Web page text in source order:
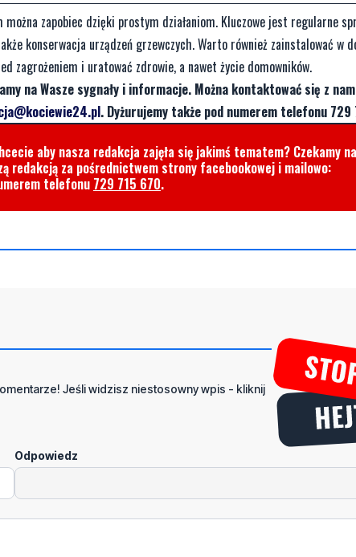
zapobiec dzięki prostym działaniom. Kluczowe jest regularne
konserwacja urządzeń grzewczych. Warto również zainstalować w
zagrożeniem i uratować zdrowie, a nawet życie domowników.
na Wasze sygnały i informacje. Można kontaktować się z
. Dyżurujemy także pod numerem telefonu 729
aby nasza redakcja zajęła się jakimś tematem? Czekamy
redakcją za pośrednictwem strony facebookowej i mailowo:
telefonu 729 715 670.
Jeśli widzisz niestosowny wpis - kliknij
Odpowiedz